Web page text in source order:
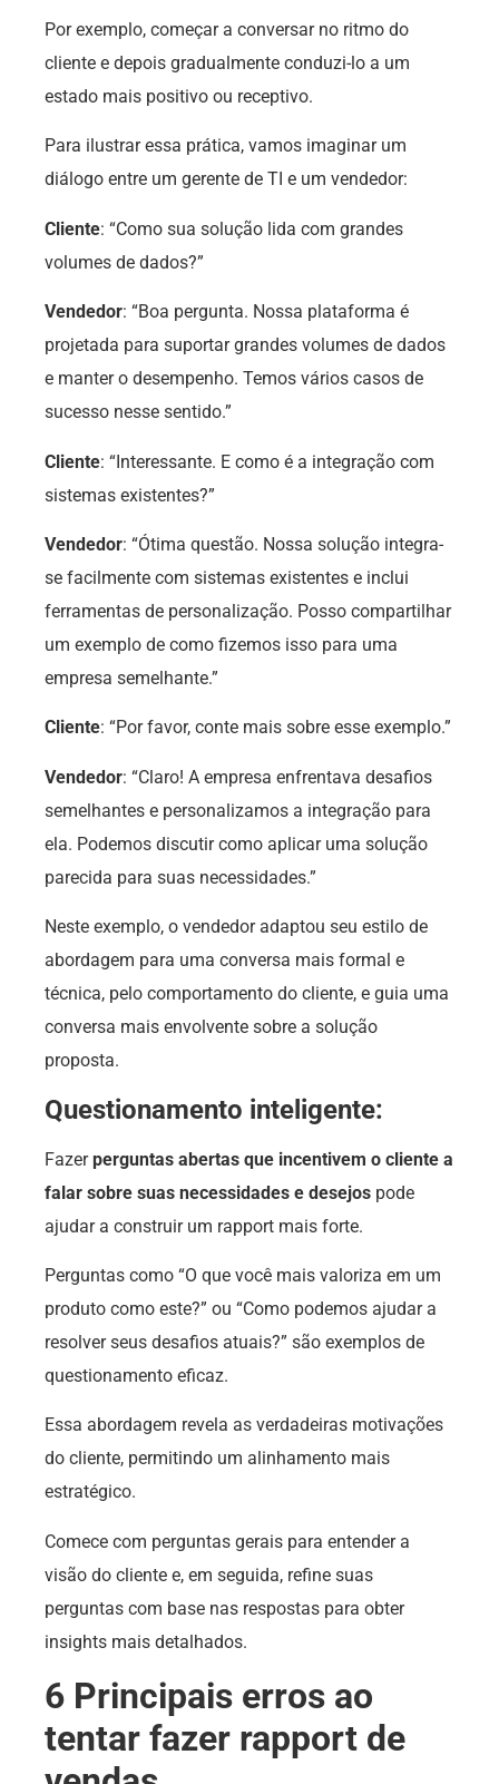
Por exemplo, começar a conversar no ritmo do
cliente e depois gradualmente conduzi-lo a um
estado mais positivo ou receptivo.
Para ilustrar essa prática, vamos imaginar um
diálogo entre um gerente de TI e um vendedor:
Cliente: “Como sua solução lida com grandes
volumes de dados?”
Vendedor: “Boa pergunta. Nossa plataforma é
projetada para suportar grandes volumes de dados
e manter o desempenho. Temos vários casos de
sucesso nesse sentido.”
Cliente: “Interessante. E como é a integração com
sistemas existentes?”
Vendedor: “Ótima questão. Nossa solução integra-
se facilmente com sistemas existentes e inclui
ferramentas de personalização. Posso compartilhar
um exemplo de como fizemos isso para uma
empresa semelhante.”
Cliente: “Por favor, conte mais sobre esse exemplo.”
Vendedor: “Claro! A empresa enfrentava desafios
semelhantes e personalizamos a integração para
ela. Podemos discutir como aplicar uma solução
parecida para suas necessidades.”
Neste exemplo, o vendedor adaptou seu estilo de
abordagem para uma conversa mais formal e
técnica, pelo comportamento do cliente, e guia uma
conversa mais envolvente sobre a solução
proposta.
Questionamento inteligente:
Fazerperguntas abertas que incentivem o cliente a
falar sobre suas necessidades e desejos pode
ajudar a construir um rapport mais forte.
Perguntas como “O que você mais valoriza em um
produto como este?” ou “Como podemos ajudar a
resolver seus desafios atuais?” são exemplos de
questionamento eficaz.
Essa abordagem revela as verdadeiras motivações
do cliente, permitindo um alinhamento mais
estratégico.
Comece com perguntas gerais para entender a
visão do cliente e, em seguida, refine suas
perguntas com base nas respostas para obter
insights mais detalhados.
6 Principais erros ao
tentar fazer rapport de